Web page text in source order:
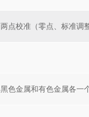
两点校准（零点、标准调
黑色金属和有色金属各一